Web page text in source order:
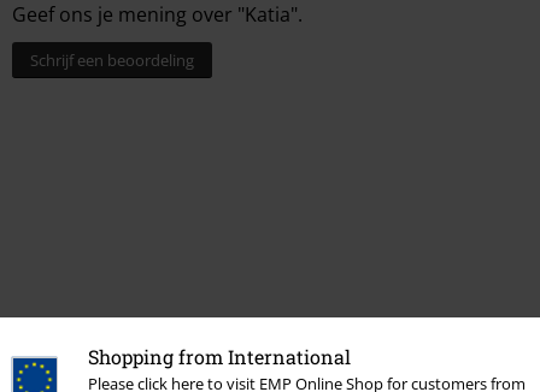
Shopping from International
Please click here to visit EMP Online Shop for customers from
Geef ons je mening over "Katia".
Schrijf een beoordeling
Laatst bezocht